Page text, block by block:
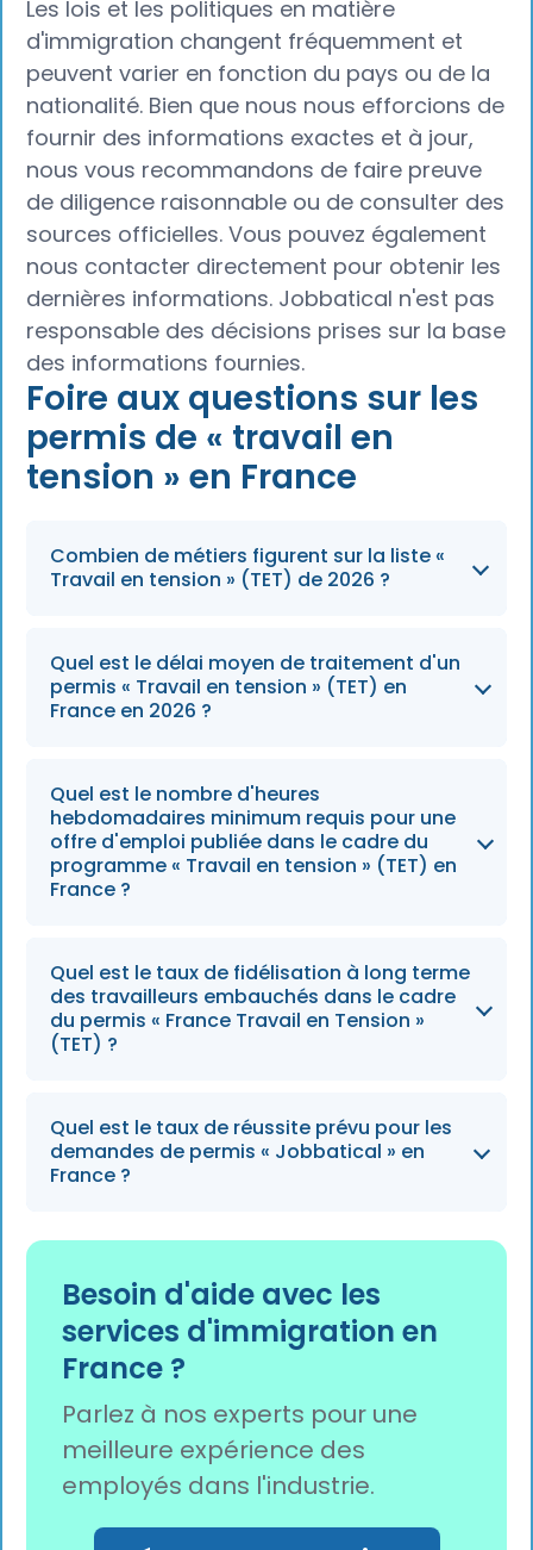
Les lois et les politiques en matière
d'immigration changent fréquemment et
peuvent varier en fonction du pays ou de la
nationalité. Bien que nous nous efforcions de
fournir des informations exactes et à jour,
nous vous recommandons de faire preuve
de diligence raisonnable ou de consulter des
sources officielles. Vous pouvez également
nous contacter directement pour obtenir les
dernières informations. Jobbatical n'est pas
responsable des décisions prises sur la base
des informations fournies.
Foire aux questions sur les
permis de « travail en
tension » en France
Combien de métiers figurent sur la liste «
Travail en tension » (TET) de 2026 ?
La liste TET 2026 a été élargie ou actualisée
afin d'inclure plus de 50 métiers spécifiques
confrontés à une pénurie de main-d'œuvre
Quel est le délai moyen de traitement d'un
permis « Travail en tension » (TET) en
France en 2026 ?
Les employeurs peuvent s'attendre à un délai
de traitement moyen de 1 à 2 mois en 2026,
ce qui est nettement plus rapide que les 3 à 6
mois requis pour les permis de travail
généraux.
Quel est le nombre d'heures
hebdomadaires minimum requis pour une
offre d'emploi publiée dans le cadre du
programme « Travail en tension » (TET) en
France ?
Pour que l'offre d'emploi donne droit à ce
permis, elle doit porter sur un poste à temps
plein d'au moins 24 heures par semaine.
Quel est le taux de fidélisation à long terme
des travailleurs embauchés dans le cadre
du permis « France Travail en Tension »
(TET) ?
Selon les données du gouvernement, 70 % des
travailleurs embauchés dans le cadre du
dispositif « Travail en tension » choisissent de
Quel est le taux de réussite prévu pour les
demandes de permis « Jobbatical » en
France ?
Jobbatical affiche un taux d'acceptation de
95 % pour les demandes de permis de travail
en France, aidant ainsi les entreprises de taille
moyenne à naviguer sans difficulté dans les
démarches d'immigration.
Besoin d'aide avec les
services d'immigration en
France ?
Parlez à nos experts pour une
meilleure expérience des
employés dans l'industrie.